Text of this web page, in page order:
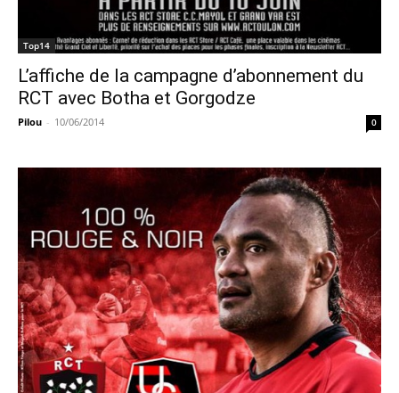
Top14
L’affiche de la campagne d’abonnement du
RCT avec Botha et Gorgodze
Pilou - 10/06/2014 0